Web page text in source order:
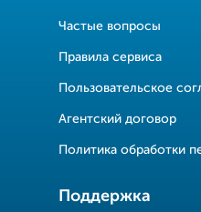
Частые вопросы
Правила сервиса
Пользовательское
Агентский договор
Политика обработки
Поддержка